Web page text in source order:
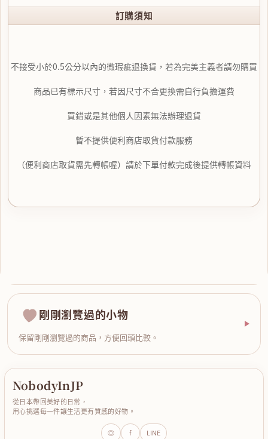
訂購須知
不接受小於0.5公分以內的微瑕疵退換貨，若為完美主義者請勿購買
商品已有標示尺寸，若因尺寸不合更換需自行負擔運費
買錯或是其他個人因素無法辦理退貨
暫不提供便利商店取貨付款服務
（便利商店取貨需先轉帳喔）請於下單付款完成後提供轉帳資料
剛剛瀏覽過的小物
保留剛剛瀏覽過的商品，方便回頭比較。
NobodyInJP
從日本帶回美好的日常，
用心挑選每一件讓生活更有質感的好物。
◎ f LINE